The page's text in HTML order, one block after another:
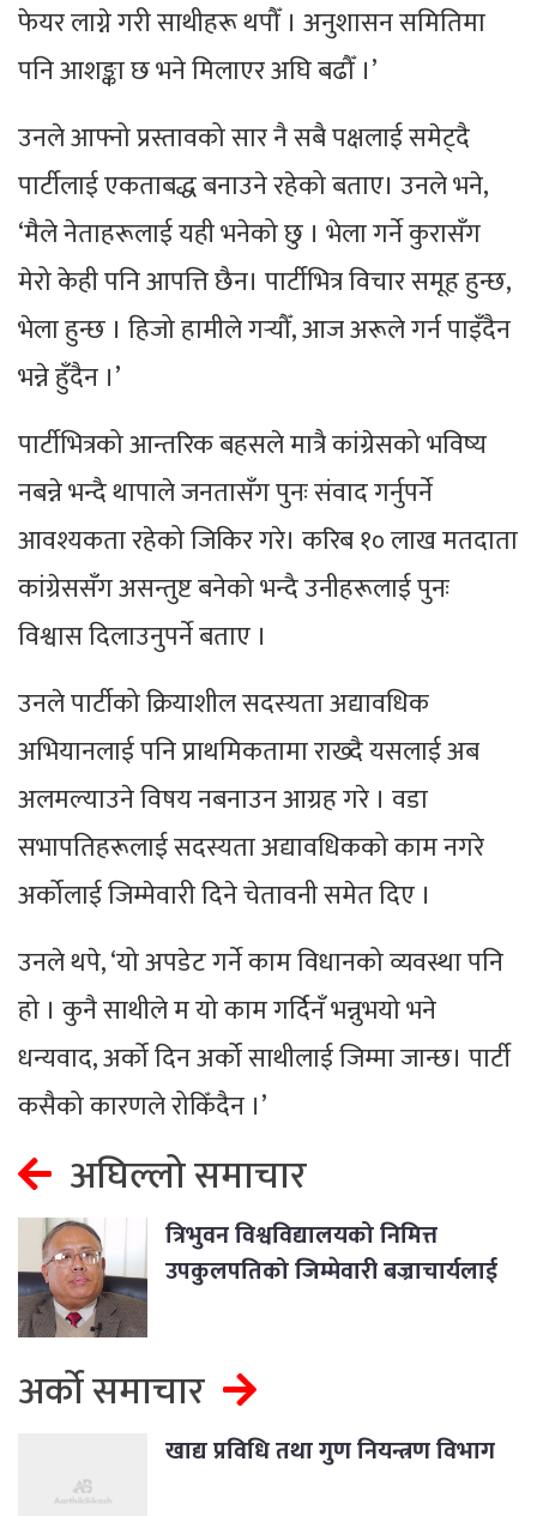
फेयर लाग्ने गरी साथीहरू थपौँ । अनुशासन समितिमा
पनि आशङ्का छ भने मिलाएर अघि बढौँ ।’
उनले आफ्नो प्रस्तावको सार नै सबै पक्षलाई समेट्दै
पार्टीलाई एकताबद्ध बनाउने रहेको बताए। उनले भने,
‘मैले नेताहरूलाई यही भनेको छु । भेला गर्ने कुरासँग
मेरो केही पनि आपत्ति छैन। पार्टीभित्र विचार समूह हुन्छ,
भेला हुन्छ । हिजो हामीले गर्‍यौँ, आज अरूले गर्न पाइँदैन
भन्ने हुँदैन ।’
पार्टीभित्रको आन्तरिक बहसले मात्रै कांग्रेसको भविष्य
नबन्ने भन्दै थापाले जनतासँग पुनः संवाद गर्नुपर्ने
आवश्यकता रहेको जिकिर गरे। करिब १० लाख मतदाता
कांग्रेससँग असन्तुष्ट बनेको भन्दै उनीहरूलाई पुनः
विश्वास दिलाउनुपर्ने बताए ।
उनले पार्टीको क्रियाशील सदस्यता अद्यावधिक
अभियानलाई पनि प्राथमिकतामा राख्दै यसलाई अब
अलमल्याउने विषय नबनाउन आग्रह गरे । वडा
सभापतिहरूलाई सदस्यता अद्यावधिकको काम नगरे
अर्कोलाई जिम्मेवारी दिने चेतावनी समेत दिए ।
उनले थपे, ‘यो अपडेट गर्ने काम विधानको व्यवस्था पनि
हो । कुनै साथीले म यो काम गर्दिनँ भन्नुभयो भने
धन्यवाद, अर्को दिन अर्को साथीलाई जिम्मा जान्छ। पार्टी
कसैको कारणले रोकिँदैन ।’
अघिल्लो समाचार
त्रिभुवन विश्वविद्यालयको निमित्त
उपकुलपतिको जिम्मेवारी बज्राचार्यलाई
अर्को समाचार
खाद्य प्रविधि तथा गुण नियन्त्रण विभाग